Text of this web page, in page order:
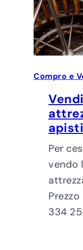
Compro e
Per
vendo
334